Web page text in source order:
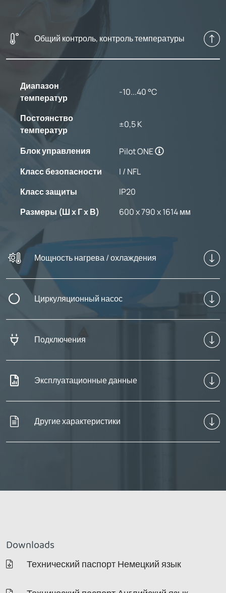
Общий контроль, контроль температуры
Диапазон
температур
-10...40 °C
Постоянство
температур
±0,5 K
Блок управления
Pilot ONE
Класс безопасности
I / NFL
Класс защиты
IP20
Размеры (Ш x Г x В)
600 x 790 x 1614 мм
Мощность нагрева / охлаждения
Циркуляционный насос
Подключения
Эксплуатационные данные
Другие характеристики
Downloads
Технический паспорт Немецкий язык